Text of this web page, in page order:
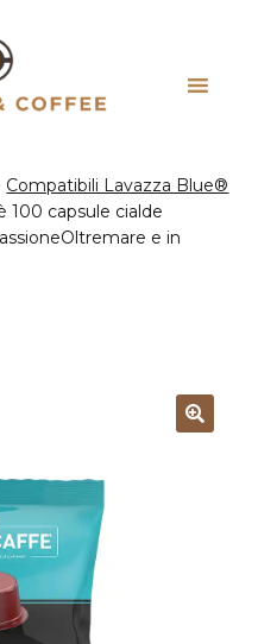
Compatibili Lavazza Blue®
100 capsule cialde
e in